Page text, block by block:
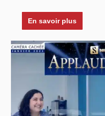
En savoir plus